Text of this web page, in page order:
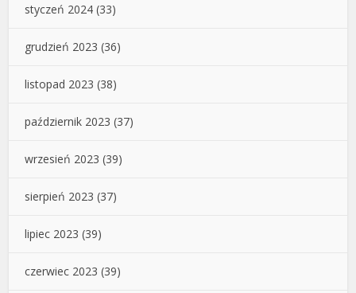
styczeń 2024 (33)
grudzień 2023 (36)
listopad 2023 (38)
październik 2023 (37)
wrzesień 2023 (39)
sierpień 2023 (37)
lipiec 2023 (39)
czerwiec 2023 (39)